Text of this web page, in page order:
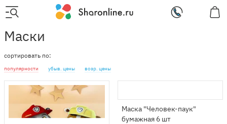
Маски
сортировать по:
популярности убыв. цены возр. цены
Маска "Человек-паук"
бумажная 6 шт